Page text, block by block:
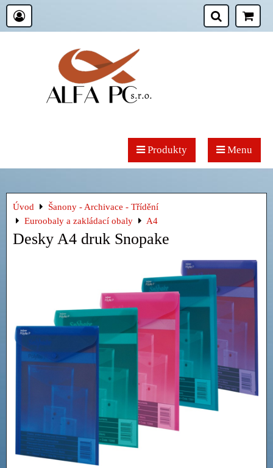
Produkty Menu
Úvod
Šanony - Archivace - Třídění
Euroobaly a zakládací obaly
A4
Desky A4 druk Snopake